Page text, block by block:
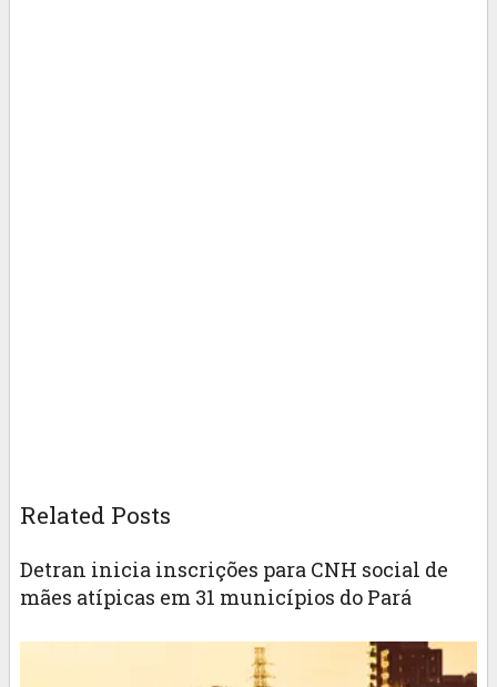
Related Posts
Detran inicia inscrições para CNH social de
mães atípicas em 31 municípios do Pará